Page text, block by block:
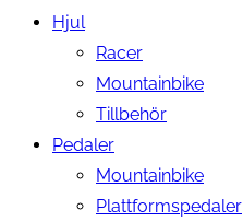
Hjul
Racer
Mountainbike
Tillbehör
Pedaler
Mountainbike
Plattformspedaler